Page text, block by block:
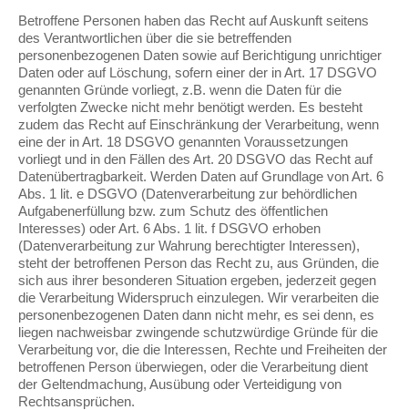
Betroffene Personen haben das Recht auf Auskunft seitens
des Verantwortlichen über die sie betreffenden
personenbezogenen Daten sowie auf Berichtigung unrichtiger
Daten oder auf Löschung, sofern einer der in Art. 17 DSGVO
genannten Gründe vorliegt, z.B. wenn die Daten für die
verfolgten Zwecke nicht mehr benötigt werden. Es besteht
zudem das Recht auf Einschränkung der Verarbeitung, wenn
eine der in Art. 18 DSGVO genannten Voraussetzungen
vorliegt und in den Fällen des Art. 20 DSGVO das Recht auf
Datenübertragbarkeit. Werden Daten auf Grundlage von Art. 6
Abs. 1 lit. e DSGVO (Datenverarbeitung zur behördlichen
Aufgabenerfüllung bzw. zum Schutz des öffentlichen
Interesses) oder Art. 6 Abs. 1 lit. f DSGVO erhoben
(Datenverarbeitung zur Wahrung berechtigter Interessen),
steht der betroffenen Person das Recht zu, aus Gründen, die
sich aus ihrer besonderen Situation ergeben, jederzeit gegen
die Verarbeitung Widerspruch einzulegen. Wir verarbeiten die
personenbezogenen Daten dann nicht mehr, es sei denn, es
liegen nachweisbar zwingende schutzwürdige Gründe für die
Verarbeitung vor, die die Interessen, Rechte und Freiheiten der
betroffenen Person überwiegen, oder die Verarbeitung dient
der Geltendmachung, Ausübung oder Verteidigung von
Rechtsansprüchen.